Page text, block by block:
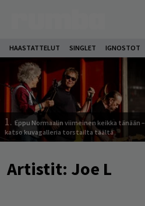
HAASTATTELUT SINGLET IGNOSTOT
1. Eppu Normaalin viimeinen keikka tänään –
katso kuvagalleria torstailta täältä
Artistit: Joe L